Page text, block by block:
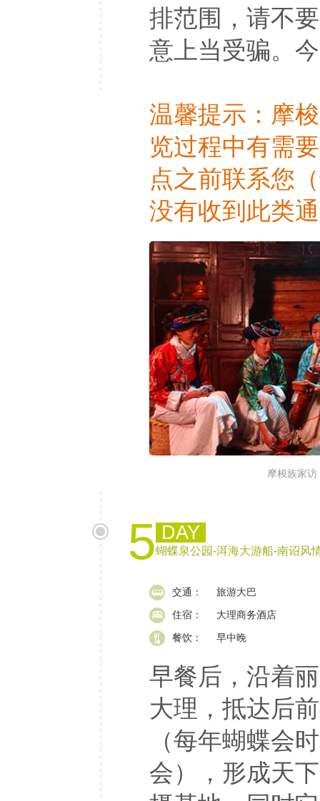
排范围，请不
意上当受骗。
温馨提示：摩
览过程中有需
点之前联系您
没有收到此类
摩梭族家访
5 DAY
蝴蝶泉公园-洱海大游船-南诏风
交通： 旅游大巴
住宿： 大理商务酒店
餐饮： 早中晚
早餐后，沿着
大理，抵达后
（每年蝴蝶会
会），形成天